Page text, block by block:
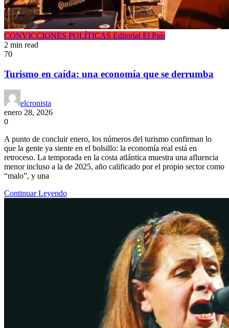
CONVICCIONES POLÍTICAS Editorial El País
2 min read
70
Turismo en caída: una economía que se derrumba
elcronista
enero 28, 2026
0
A punto de concluir enero, los números del turismo confirman lo
que la gente ya siente en el bolsillo: la economía real está en
retroceso. La temporada en la costa atlántica muestra una afluencia
menor incluso a la de 2025, año calificado por el propio sector como
“malo”, y una
Continuar Leyendo